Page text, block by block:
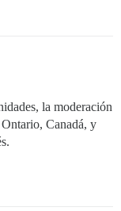
la moderación
Canadá, y